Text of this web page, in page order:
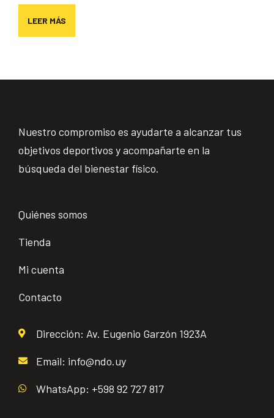
LEER MÁS
Nuestro compromiso es ayudarte a alcanzar tus
objetivos deportivos y acompañarte en la
búsqueda del bienestar físico.
Quiénes somos
Tienda
Mi cuenta
Contacto
Dirección: Av. Eugenio Garzón 1923A
Email: info@ndo.uy
WhatsApp: +598 92 727 817